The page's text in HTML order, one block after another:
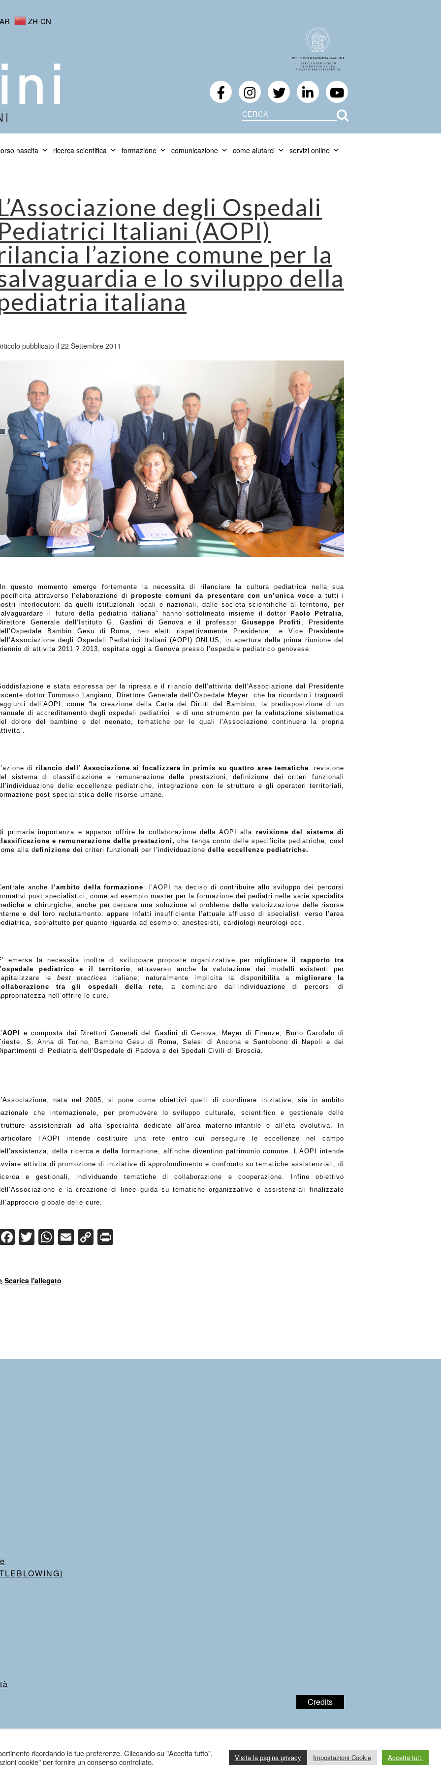
AR ZH-CN
Cerca
nascita ricerca scientifica formazione comunicazione come aiutarci servizi online
degli Ospedali
Italiani (AOPI)
l’azione comune per la
e lo sviluppo della
italiana
pubblicato il 22 Settembre 2011
questo momento emerge fortemente la necessita di rilanciare la cultura pediatrica nella sua
attraverso l’elaborazione di proposte comuni da presentare con un’unica voce a tutti i
interlocutori: da quelli istituzionali locali e nazionali, dalle societa scientifiche al territorio, per
il futuro della pediatria italiana” hanno sottolineato insieme il dottor
Paolo Petralia,
Generale dell’Istituto G. Gaslini di Genova e il professor Giuseppe Profiti , Presidente
Bambin Gesu di Roma, neo eletti rispettivamente Presidente
e Vice Presidente
degli Ospedali Pediatrici Italiani (AOPI) ONLUS, in apertura della prima riunione del
di attivita 2011 ? 2013, ospitata oggi a Genova presso l’ospedale pediatrico genovese.
e stata espressa per la ripresa e il rilancio dell’attivita dell’Associazione dal Presidente
dottor Tommaso Langiano, Direttore Generale dell’Ospedale Meyer
che ha ricordato i traguardi
dall’AOPI, come “la creazione della Carta dei Diritti del Bambino, la predisposizione di un
di accreditamento degli ospedali pediatrici
e di uno strumento per la valutazione sistematica
dolore del bambino e del neonato, tematiche per le quali l’Associazione continuera la propria
dirilancio dell’ Associazione si focalizzera in primis su quattro aree tematiche: revisione
sistema di classificazione e remunerazione delle prestazioni, definizione dei criteri funzionali
delle eccellenze pediatriche, integrazione con le strutture e gli operatori territoriali,
post specialistica delle risorse umane.
primaria importanza e apparso offrire la collaborazione della AOPI alla revisione del sistema di
e remunerazione delle prestazioni,che tenga conto delle specificita pediatriche, cosI
alla definizione dei criteri funzionali per l’individuazione delle eccellenze pediatriche.
anche l’ambito della formazione: l’AOPI ha deciso di contribuire allo sviluppo dei percorsi
post specialistici, come ad esempio master per la formazione dei pediatri nelle varie specialita
e chirurgiche, anche per cercare una soluzione al problema della valorizzazione delle risorse
e del loro reclutamento: appare infatti insufficiente l’attuale afflusso di specialisti verso l’area
soprattutto per quanto riguarda ad esempio, anestesisti, cardiologi neurologi ecc.
emersa la necessita inoltre di sviluppare proposte organizzative per migliorare il rapporto tra
pediatrico e il territorio, attraverso anche la valutazione dei modelli esistenti per
le best practices italiane; naturalmente implicita la disponibilita amigliorare la
tra gli ospedali della rete, a cominciare dall’individuazione di percorsi di
nell’offrire le cure.
AOPI e composta dai Direttori Generali del
Gaslini di Genova, Meyer di Firenze, Burlo Garofalo di
S. Anna di Torino, Bambino Gesu di Roma, Salesi di Ancona e Santobono di Napoli e dei
di Pediatria dell’Ospedale di Padova e dei Spedali Civili di Brescia.
nata nel 2005, si pone come obiettivi quelli di coordinare iniziative, sia in ambito
che internazionale, per promuovere lo sviluppo culturale, scientifico e gestionale delle
assistenziali ad alta specialita dedicate all’area materno-infantile e all’eta evolutiva. In
l’AOPI intende costituire una rete entro cui perseguire le eccellenze nel campo
della ricerca e della formazione, affinche diventino patrimonio comune. L’AOPI intende
attivita di promozione di iniziative di approfondimento e confronto su tematiche assistenziali, di
e gestionali, individuando tematiche di collaborazione e cooperazione. Infine obiettivo
e la creazione di linee guida su tematiche organizzative e assistenziali finalizzate
globale delle cure.
Facebook
Twitter
WhatsApp
Email
Copy
Link
Scarica l'allegato
Credits
ricordando le tue preferenze. Cliccando su "Accetta tutto",
cookie" per fornire un consenso controllato.
Visita la pagina privacy Impostazioni Cookie Accetta tutti